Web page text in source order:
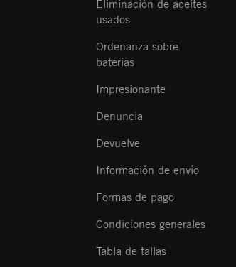
Eliminación de aceites
usados
Ordenanza sobre
baterías
Impresionante
Denuncia
Devuelve
Información de envío
Formas de pago
Condiciones generales
Tabla de tallas